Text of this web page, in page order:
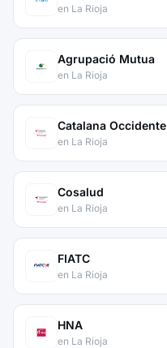
en La Rioja
Agrupació Mutua
en La Rioja
Catalana Occidente
en La Rioja
Cosalud
en La Rioja
FIATC
en La Rioja
HNA
en La Rioja